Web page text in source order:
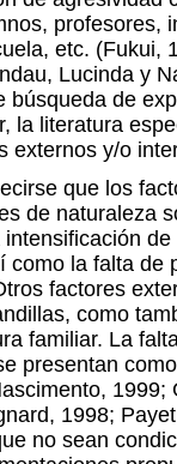
profesores,
etc. (Fukui,
Lucinda y
búsqueda de
la literatura
externos y/o
que los
de naturaleza
como la falta de
factores
como
familiar. La
presentan
1998;
no sean